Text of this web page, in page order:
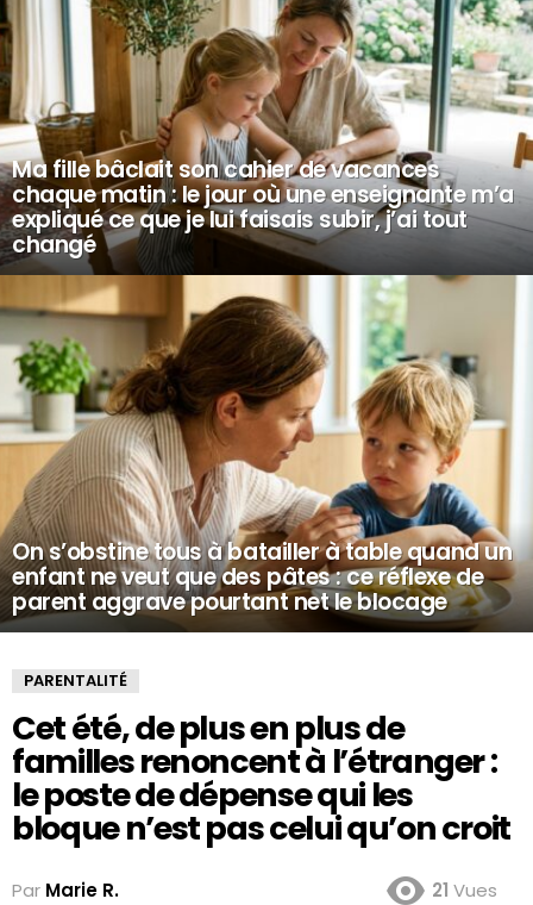
Ma fille bâclait son cahier de vacances
chaque matin : le jour où une enseignante m’a
expliqué ce que je lui faisais subir, j’ai tout
changé
On s’obstine tous à batailler à table quand un
enfant ne veut que des pâtes : ce réflexe de
parent aggrave pourtant net le blocage
PARENTALITÉ
Cet été, de plus en plus de
familles renoncent à l’étranger :
le poste de dépense qui les
bloque n’est pas celui qu’on croit
Par Marie R. 21 Vues